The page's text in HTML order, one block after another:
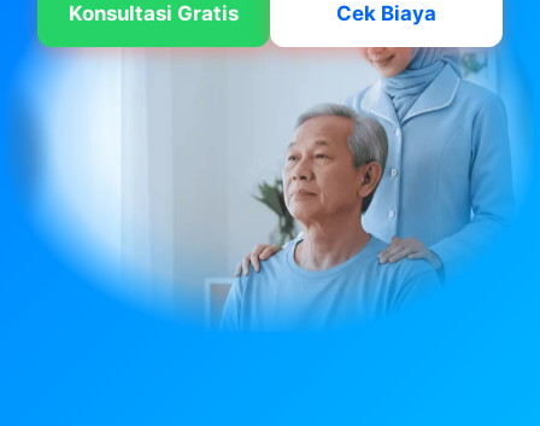
Konsultasi Gratis Cek Biaya